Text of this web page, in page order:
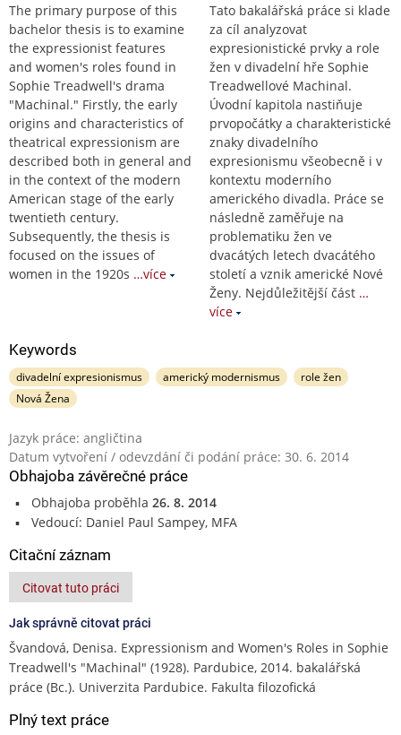
The primary purpose of this
bachelor thesis is to examine
the expressionist features
and women's roles found in
Sophie Treadwell's drama
"Machinal." Firstly, the early
origins and characteristics of
theatrical expressionism are
described both in general and
in the context of the modern
American stage of the early
twentieth century.
Subsequently, the thesis is
focused on the issues of
women in the 1920s …více
Tato bakalářská práce si klade
za cíl analyzovat
expresionistické prvky a role
žen v divadelní hře Sophie
Treadwellové Machinal.
Úvodní kapitola nastiňuje
prvopočátky a charakteristické
znaky divadelního
expresionismu všeobecně i v
kontextu moderního
amerického divadla. Práce se
následně zaměřuje na
problematiku žen ve
dvacátých letech dvacátého
století a vznik americké Nové
Ženy. Nejdůležitější část …
více
Keywords
divadelní expresionismus americký modernismus
role žen
Nová Žena
Jazyk práce: angličtina
Datum vytvoření / odevzdání či podání práce: 30. 6. 2014
Obhajoba závěrečné práce
Obhajoba proběhla 26. 8. 2014
Vedoucí: Daniel Paul Sampey, MFA
Citační záznam
Citovat tuto práci
Jak správně citovat práci
Švandová, Denisa. Expressionism and Women's Roles in Sophie
Treadwell's "Machinal" (1928). Pardubice, 2014. bakalářská
práce (Bc.). Univerzita Pardubice. Fakulta filozofická
Plný text práce